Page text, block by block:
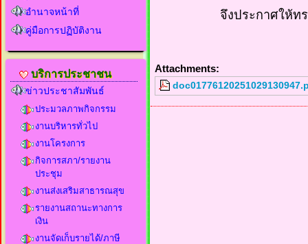
จึงประกาศให้ทรา
Attachments:
อำนาจหน้าที่
คู่มือการปฏิบัติงาน
บริการประชาชน
ข่าวประชาสัมพันธ์
ประมวลภาพกิจกรรม
งานบริหารทั่วไป
งานโครงการ
กิจการสภา/รายงาน
ประชุม
งานส่งเสริมสาธารณสุข
รายงานสถานะทางการ
เงิน
งานจัดเก็บรายได้/ภาษี